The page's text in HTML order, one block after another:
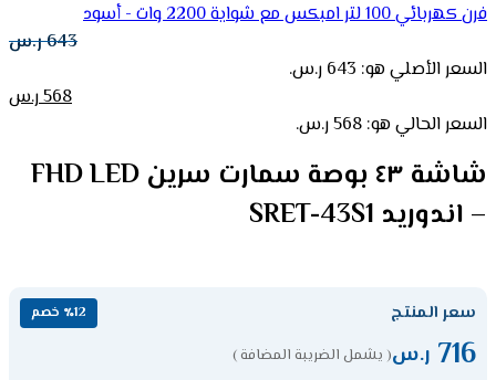
فرن كهربائي 100 لتر امبكس مع شواية 2200 وات - أسود
643ر.س
السعر الأصلي هو: 643 ر.س.
568ر.س
السعر الحالي هو: 568 ر.س.
شاشة ٤٣ بوصة سمارت سرين FHD LED
– اندوريد SRET-43S1
سعر المنتج ٪12 خصم
716 ر.س( يشمل الضريبة المضافة )